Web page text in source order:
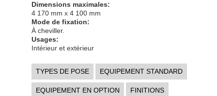
Dimensions maximales:
4 170 mm x 4 100 mm
Mode de fixation:
À cheviller.
Usages:
Intérieur et extérieur
TYPES DE POSE EQUIPEMENT STANDARD
EQUIPEMENT EN OPTION FINITIONS